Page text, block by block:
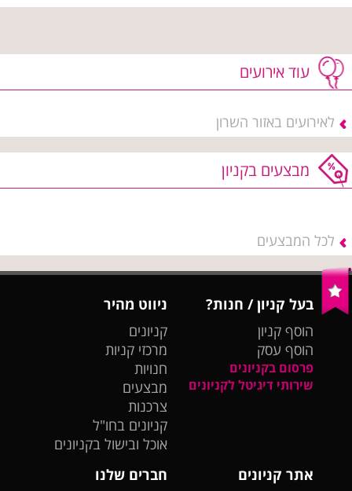
עוד אירועים
לאירועים באזור השרון
מבצעים בקניון
לכל המבצעים
בעל קניון / חנות?
הוסף קניון
הוסף עסק
פרסום בקניונים
שירותי דיגיטל לקניונים
ניווט מהיר
קניונים
מרכזי קניות
חנויות
מבצעים
צרכנות
קניונים בחו"ל
אוכל ובישול בקניונים
אתר קניונים
חברים שלנו